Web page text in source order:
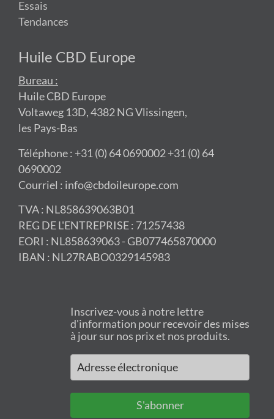
Essais
Tendances
Huile CBD Europe
Bureau :
Huile CBD Europe
Voltaweg 13D, 4382 NG Vlissingen,
les Pays-Bas
Téléphone : +31 (0) 64 0690002 +31 (0) 64
0690002
Courriel : info@cbdoileurope.com
TVA : NL858639063B01
REG DE L'ENTREPRISE : 71257438
EORI : NL858639063 - GB077465870000
IBAN : NL27RABO0329145983
Inscrivez-vous à notre lettre
d'information pour recevoir des mises
à jour sur nos prix et nos produits.
S'abonner